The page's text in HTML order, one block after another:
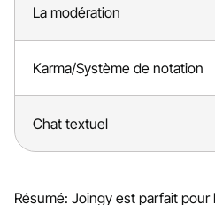
La modération
Karma/Système de notation
Chat textuel
Résumé: Joingy est parfait